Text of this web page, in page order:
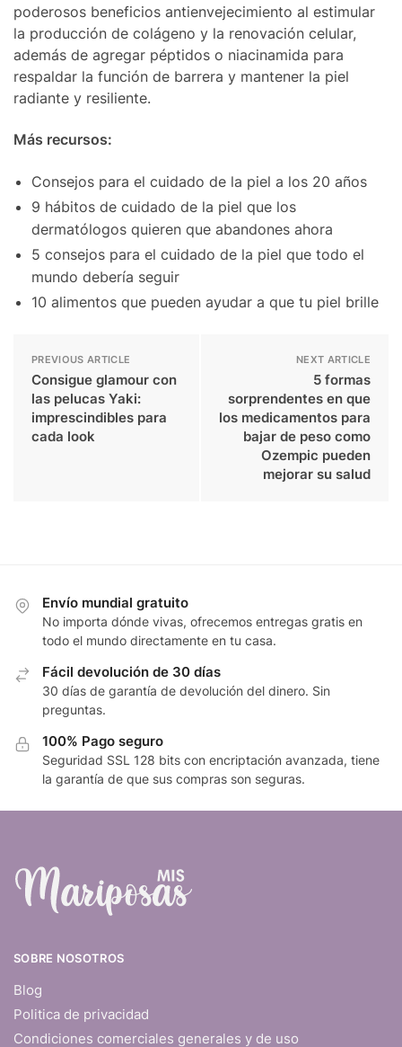
poderosos beneficios antienvejecimiento al estimular
la producción de colágeno y la renovación celular,
además de agregar péptidos o niacinamida para
respaldar la función de barrera y mantener la piel
radiante y resiliente.
Más recursos:
Consejos para el cuidado de la piel a los 20 años
9 hábitos de cuidado de la piel que los
dermatólogos quieren que abandones ahora
5 consejos para el cuidado de la piel que todo el
mundo debería seguir
10 alimentos que pueden ayudar a que tu piel brille
PREVIOUS ARTICLE
Consigue glamour con
las pelucas Yaki:
imprescindibles para
cada look
NEXT ARTICLE
5 formas
sorprendentes en que
los medicamentos para
bajar de peso como
Ozempic pueden
mejorar su salud
Envío mundial gratuito
No importa dónde vivas, ofrecemos entregas gratis en
todo el mundo directamente en tu casa.
Fácil devolución de 30 días
30 días de garantía de devolución del dinero. Sin
preguntas.
100% Pago seguro
Seguridad SSL 128 bits con encriptación avanzada, tiene
la garantía de que sus compras son seguras.
SOBRE NOSOTROS
Blog
Politica de privacidad
Condiciones comerciales generales y de uso